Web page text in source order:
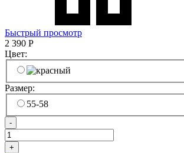
Быстрый просмотр
2 390 Р
Цвет:
Размер:
55-58
-
+